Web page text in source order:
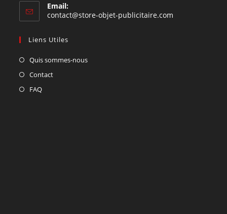
Email:
contact@store-objet-publicitaire.com
Liens Utiles
Quis sommes-nous
Contact
FAQ